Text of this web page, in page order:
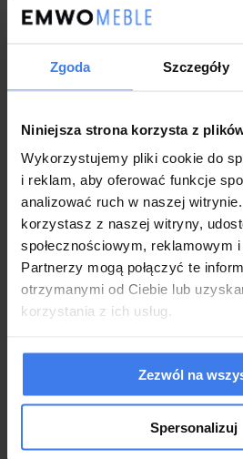
Zgoda Szczegóły
Niniejsza strona korzysta z
Wykorzystujemy pliki cookie do
i reklam, aby oferować funkcje
analizować ruch w naszej
korzystasz z naszej witryny,
społecznościowym, reklamowym
Partnerzy mogą połączyć te
otrzymanymi od Ciebie lub
korzystania z ich usług.
Zezwól na
Spersonalizuj
TREND 07 czarne nogi
2 399,00 zł
Wysyłka w 2-3 tygodnie
do koszyka
2
Witryna z oświetleniem LED
WERONA 6 dąb artisan/srebrne
uchwyty